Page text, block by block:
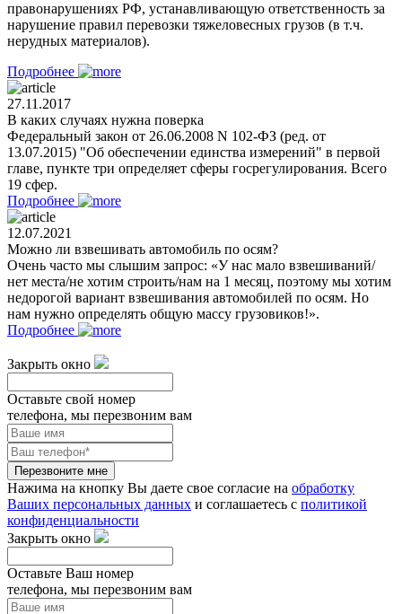
правонарушениях РФ, устанавливающую ответственность за
нарушение правил перевозки тяжеловесных грузов (в т.ч.
нерудных материалов).
Подробнее
27.11.2017
В каких случаях нужна поверка
Федеральный закон от 26.06.2008 N 102-ФЗ (ред. от
13.07.2015) "Об обеспечении единства измерений" в первой
главе, пункте три определяет сферы госрегулирования. Всего
19 сфер.
Подробнее
12.07.2021
Можно ли взвешивать автомобиль по осям?
Очень часто мы слышим запрос: «У нас мало взвешиваний/
нет места/не хотим строить/нам на 1 месяц, поэтому мы хотим
недорогой вариант взвешивания автомобилей по осям. Но
нам нужно определять общую массу грузовиков!».
Подробнее
Закрыть окно
Оставьте свой номер
телефона, мы перезвоним вам
Перезвоните мне
Нажима на кнопку Вы даете свое согласие на обработку
Ваших персональных данных и соглашаетесь с политикой
конфиденциальности
Закрыть окно
Оставьте Ваш номер
телефона, мы перезвоним вам